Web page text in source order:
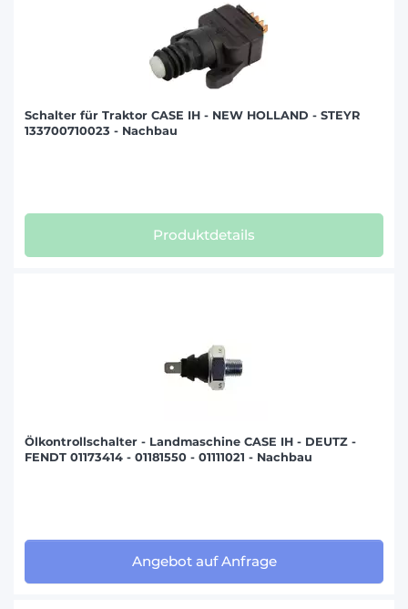
Schalter für Traktor CASE IH - NEW HOLLAND - STEYR
133700710023 - Nachbau
Produktdetails
Ölkontrollschalter - Landmaschine CASE IH - DEUTZ -
FENDT 01173414 - 01181550 - 01111021 - Nachbau
Angebot auf Anfrage